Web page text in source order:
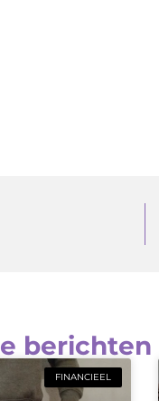
berichten
FINANCIEEL